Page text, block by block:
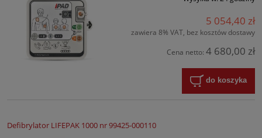
5 054,40 zł
zawiera 8% VAT, bez kosztów dostawy
Cena netto: 4 680,00 zł
do koszyka
Defibrylator LIFEPAK 1000 nr 99425-000110